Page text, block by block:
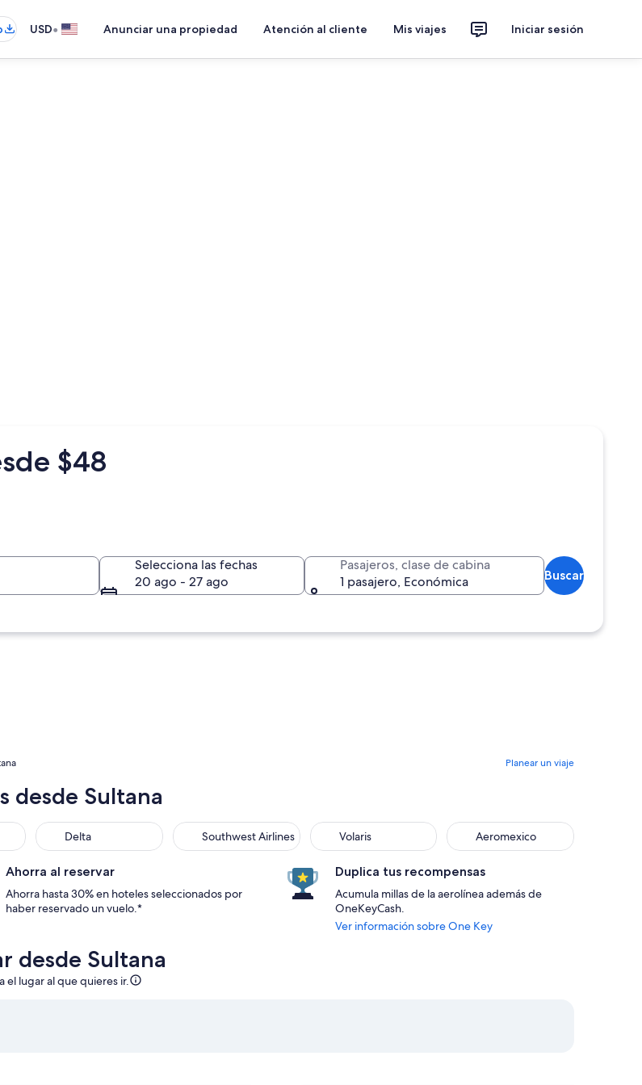
USD• Anunciar una propiedad Atención al cliente Mis viajes Iniciar sesión
$48
Selecciona las fechas
20 ago - 27 ago
Pasajeros, clase de cabina
1 pasajero, Económica
Buscar
Planear un viaje
desde Sultana
Delta Southwest Airlines Volaris Aeromexico
Ahorra al reservar
Ahorra hasta 30% en hoteles seleccionados por
haber reservado un vuelo.*
Duplica tus recompensas
Acumula millas de la aerolínea además de
OneKeyCash.
Ver información sobre One Key
desde Sultana
el lugar al que quieres ir.